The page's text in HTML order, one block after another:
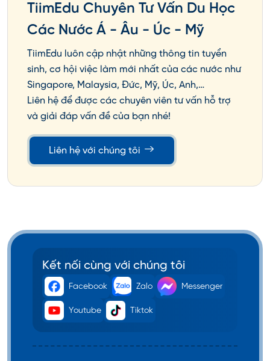
TiimEdu Chuyên Tư Vấn Du Học
Các Nước Á - Âu - Úc - Mỹ
TiimEdu luôn cập nhật những thông tin tuyển
sinh, cơ hội việc làm mới nhất của các nước như
Singapore, Malaysia, Đức, Mỹ, Úc, Anh,…
Liên hệ để được các chuyên viên tư vấn hỗ trợ
và giải đáp vấn đề của bạn nhé!
Liên hệ với chúng tôi
Kết nối cùng với chúng tôi
Facebook Zalo Messenger
Youtube Tiktok